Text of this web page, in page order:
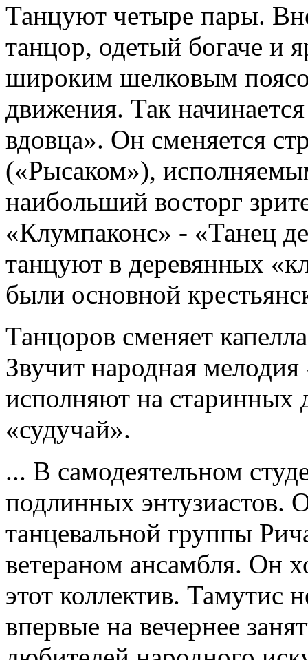
Танцуют четыре пары.
танцор, одетый богаче и
широким шелковым
движения. Так
вдовца». Он сменяется
(«Рысаком»),
наибольший восторг
«Клумпаконс» - «Танец
танцуют в деревянных
были основной
Танцоров сменяет
Звучит народная
исполняют на старинных
«судучай».
... В самодеятельном
подлинных энтузиастов.
танцевальной группы
ветераном ансамбля. Он
этот коллектив. Тамутис
впервые на вечернее